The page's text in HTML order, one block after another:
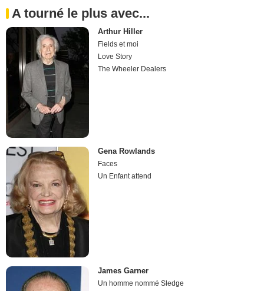
A tourné le plus avec...
Arthur Hiller
Fields et moi
Love Story
The Wheeler Dealers
Gena Rowlands
Faces
Un Enfant attend
James Garner
Un homme nommé Sledge